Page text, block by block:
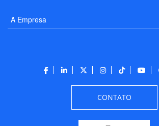
A Empresa
CONTATO